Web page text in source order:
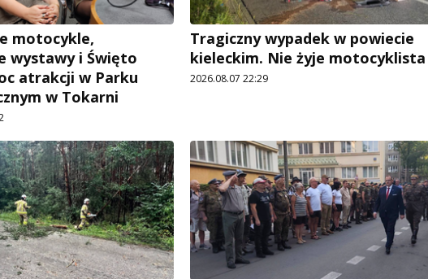
motocykle,
wystawy i Święto
atrakcji w Parku
w Tokarni
Tragiczny wypadek w powiecie
kieleckim. Nie żyje motocyklista
2026.08.07 22:29